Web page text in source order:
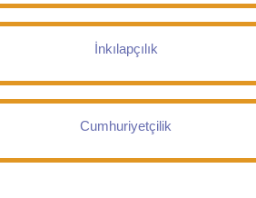
İnkılapçılık
Cumhuriyetçilik